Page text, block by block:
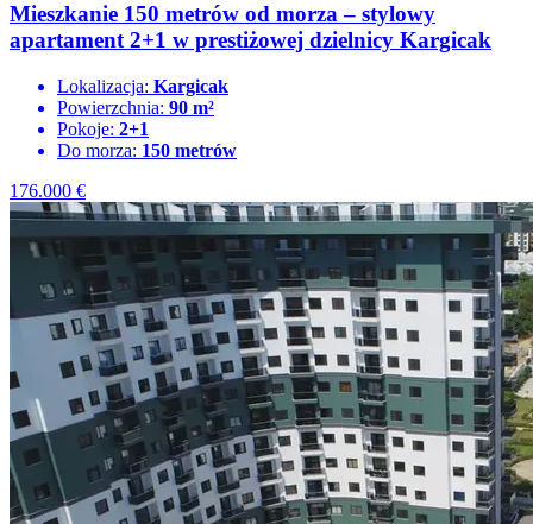
Mieszkanie 150 metrów od morza – stylowy
apartament 2+1 w prestiżowej dzielnicy Kargicak
Lokalizacja: Kargicak
Powierzchnia: 90 m²
Pokoje: 2+1
Do morza: 150 metrów
176.000 €